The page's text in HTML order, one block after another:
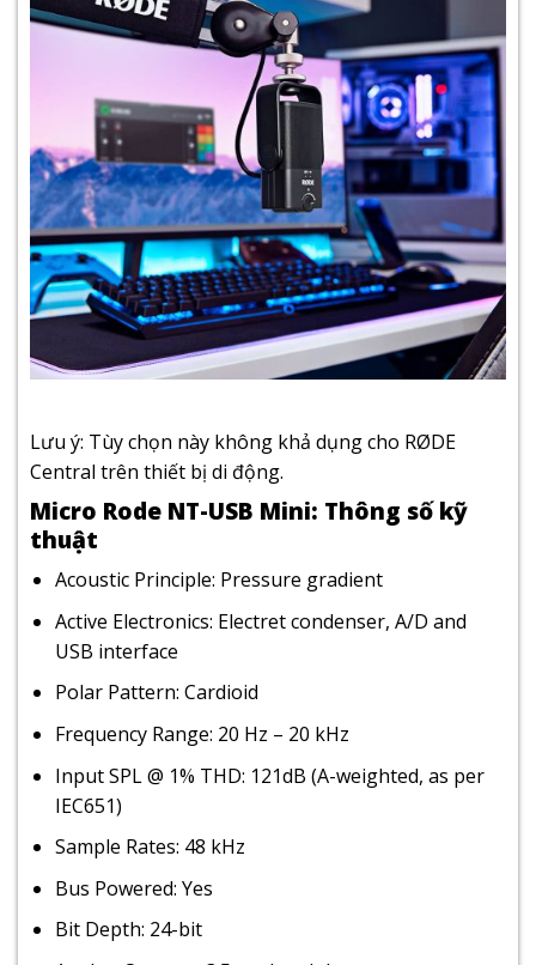
Lưu ý: Tùy chọn này không khả dụng cho RØDE
Central trên thiết bị di động.
Micro Rode NT-USB Mini: Thông số kỹ
thuật
Acoustic Principle: Pressure gradient
Active Electronics: Electret condenser, A/D and
USB interface
Polar Pattern: Cardioid
Frequency Range: 20 Hz – 20 kHz
Input SPL @ 1% THD: 121dB (A-weighted, as per
IEC651)
Sample Rates: 48 kHz
Bus Powered: Yes
Bit Depth: 24-bit